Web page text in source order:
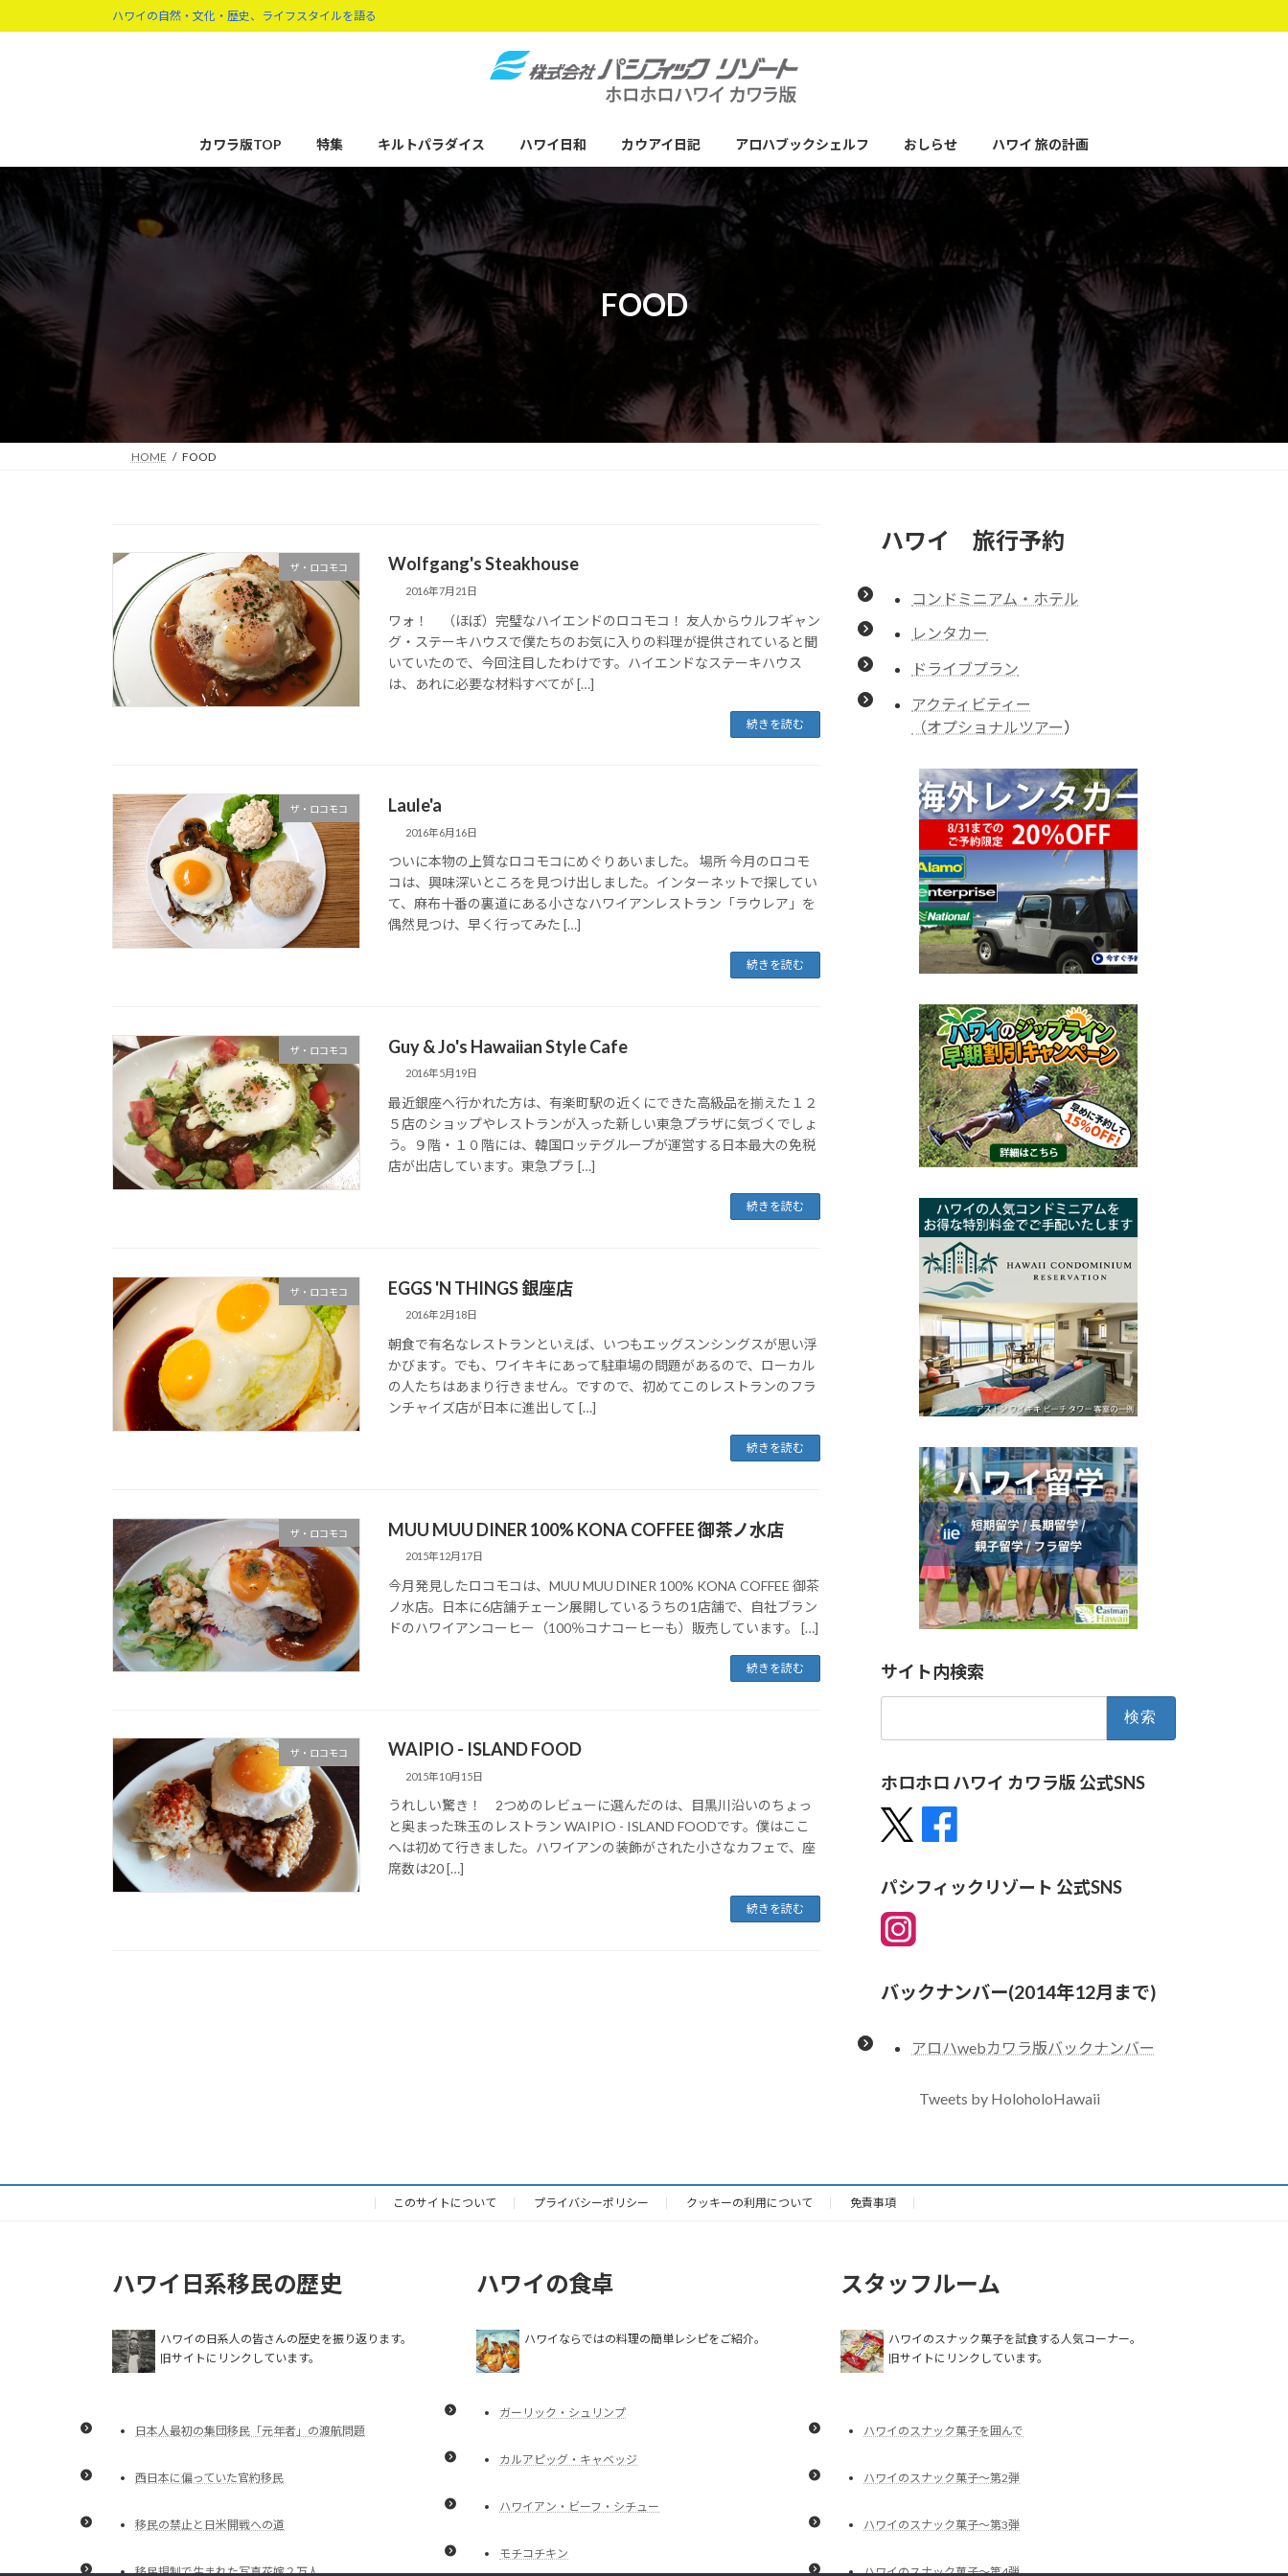
ン
キ
プ
ビ
に
動
ハワイの自然・文化・歴史、ライフスタイルを語る
カワラ版TOP 特集 キルトパラダイス ハワイ日和 カウアイ日記 アロハブックシェルフ おしらせ ハワイ 旅の計画
FOOD
HOME FOOD
ザ・ロコモコ Wolfgang's Steakhouse
2016年7月21日
ワォ！ （ほぼ）完璧なハイエンドのロコモコ！ 友人からウルフギャン
グ・ステーキハウスで僕たちのお気に入りの料理が提供されていると聞
いていたので、今回注目したわけです。ハイエンドなステーキハウス
は、あれに必要な材料すべてが […]
続きを読む
ザ・ロコモコ Laule'a
2016年6月16日
ついに本物の上質なロコモコにめぐりあいました。 場所 今月のロコモ
コは、興味深いところを見つけ出しました。インターネットで探してい
て、麻布十番の裏道にある小さなハワイアンレストラン「ラウレア」を
偶然見つけ、早く行ってみた […]
続きを読む
ザ・ロコモコ Guy & Jo's Hawaiian Style Cafe
2016年5月19日
最近銀座へ行かれた方は、有楽町駅の近くにできた高級品を揃えた１２
５店のショップやレストランが入った新しい東急プラザに気づくでしょ
う。９階・１０階には、韓国ロッテグループが運営する日本最大の免税
店が出店しています。東急プラ […]
続きを読む
ザ・ロコモコ EGGS 'N THINGS 銀座店
2016年2月18日
朝食で有名なレストランといえば、いつもエッグスンシングスが思い浮
かびます。でも、ワイキキにあって駐車場の問題があるので、ローカル
の人たちはあまり行きません。ですので、初めてこのレストランのフラ
ンチャイズ店が日本に進出して […]
続きを読む
ザ・ロコモコ MUU MUU DINER 100% KONA COFFEE 御茶ノ水店
2015年12月17日
今月発見したロコモコは、MUU MUU DINER 100% KONA COFFEE 御茶
ノ水店。日本に6店舗チェーン展開しているうちの1店舗で、自社ブラン
ドのハワイアンコーヒー（100％コナコーヒーも）販売しています。 […]
続きを読む
ザ・ロコモコ WAIPIO - ISLAND FOOD
2015年10月15日
うれしい驚き！ 2つめのレビューに選んだのは、目黒川沿いのちょっ
と奥まった珠玉のレストラン WAIPIO - ISLAND FOODです。僕はここ
へは初めて行きました。ハワイアンの装飾がされた小さなカフェで、座
席数は20 […]
続きを読む
ハワイ 旅行予約
コンドミニアム・ホテル
レンタカー
ドライブプラン
アクティビティー
（オプショナルツアー）
サイト内検索
ホロホロ ハワイ カワラ版 公式SNS
パシフィックリゾート 公式SNS
バックナンバー(2014年12月まで)
アロハwebカワラ版バックナンバー
Tweets by HoloholoHawaii
このサイトについて プライバシーポリシー クッキーの利用について 免責事項
ハワイ日系移民の歴史
ハワイの日系人の皆さんの歴史を振り返ります。
旧サイトにリンクしています。
日本人最初の集団移民「元年者」の渡航問題
西日本に偏っていた官約移民
移民の禁止と日米開戦への道
移民規制で生まれた写真花嫁２万人
ハワイの食卓
ハワイならではの料理の簡単レシピをご紹介。
ガーリック・シュリンプ
カルアピッグ・キャベッジ
ハワイアン・ビーフ・シチュー
モチコチキン
スタッフルーム
ハワイのスナック菓子を試食する人気コーナー。
旧サイトにリンクしています。
ハワイのスナック菓子を囲んで
ハワイのスナック菓子～第2弾
ハワイのスナック菓子～第3弾
ハワイのスナック菓子～第4弾